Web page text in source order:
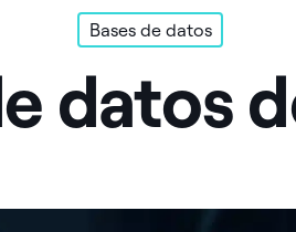
Bases de datos
datos